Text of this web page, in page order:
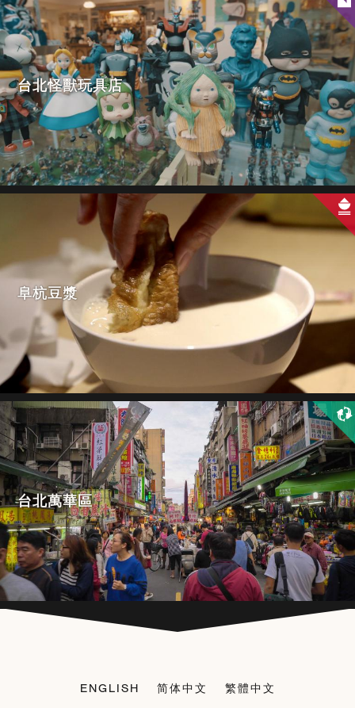
台北怪獸玩具店
阜杭豆漿
台北萬華區
ENGLISH 简体中文 繁體中文